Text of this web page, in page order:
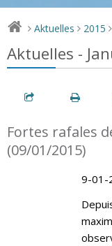
> Aktuelles > 2015 >
Aktuelles -
Fortes rafales
(09/01/2015)
9-01-